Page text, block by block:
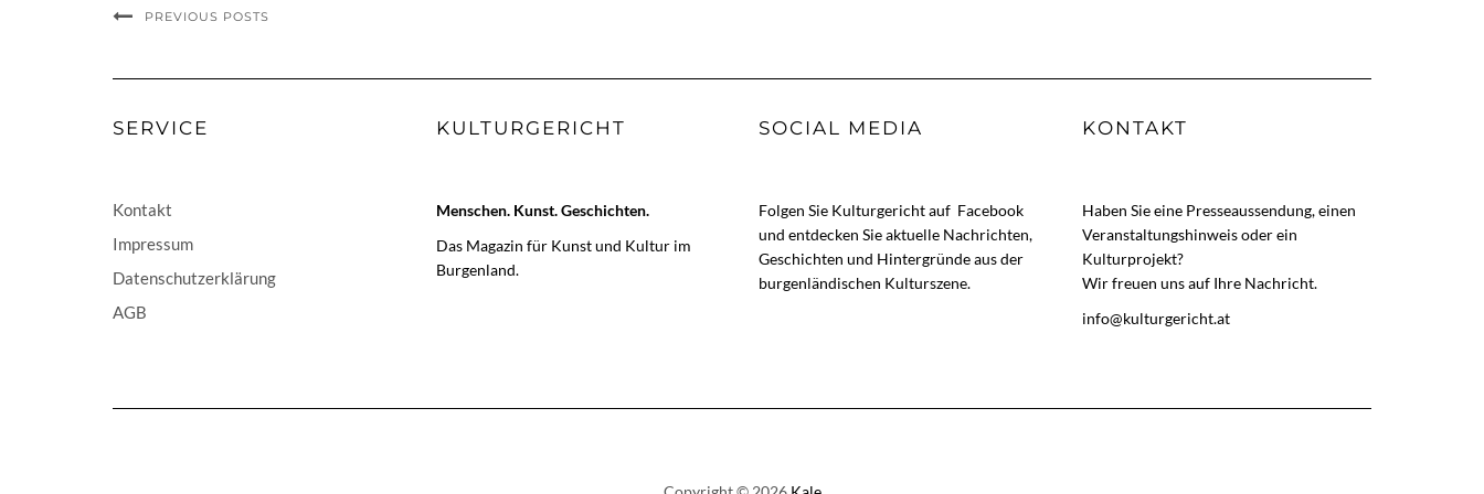
PREVIOUS POSTS
SERVICE
Kontakt
Impressum
Datenschutzerklärung
AGB
KULTURGERICHT
Menschen. Kunst. Geschichten.
Das Magazin für Kunst und Kultur im
Burgenland.
SOCIAL MEDIA
Folgen Sie Kulturgericht auf Facebook
und entdecken Sie aktuelle Nachrichten,
Geschichten und Hintergründe aus der
burgenländischen Kulturszene.
KONTAKT
Haben Sie eine Presseaussendung, einen
Veranstaltungshinweis oder ein
Kulturprojekt?
Wir freuen uns auf Ihre Nachricht.
info@kulturgericht.at